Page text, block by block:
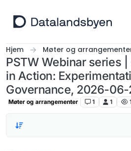
Hjem Møter og
PSTW Webinar series
in Action:
Governance, 2026-06-
Møter og arrangementer 1 1